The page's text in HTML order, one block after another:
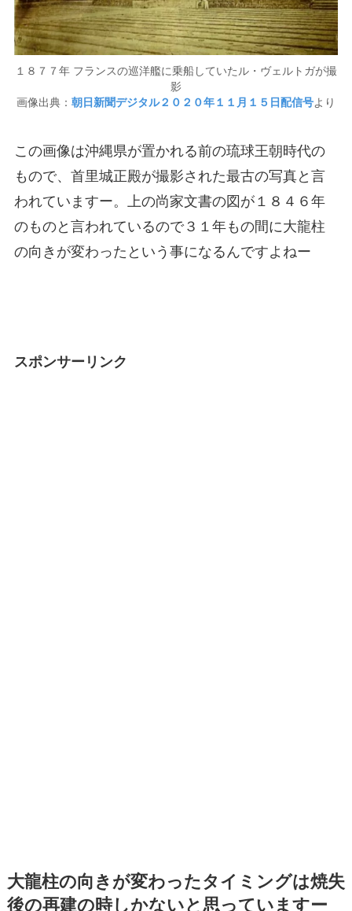
１８７７年 フランスの巡洋艦に乗船していたル・ヴェルトガが撮
影
画像出典： 朝日新聞デジタル２０２０年１１月１５日配信号より
この画像は沖縄県が置かれる前の琉球王朝時代の
もので、首里城正殿が撮影された最古の写真と言
われていますー。上の尚家文書の図が１８４６年
のものと言われているので３１年もの間に大龍柱
の向きが変わったという事になるんですよねー
スポンサーリンク
大龍柱の向きが変わったタイミングは焼失
後の再建の時しかないと思っていますー